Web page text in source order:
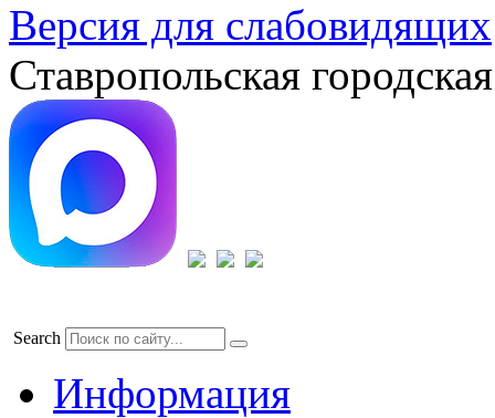
Версия для слабовидящих
Ставропольская
Search
Информация